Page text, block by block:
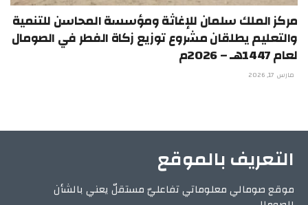
مركز الملك سلمان للإغاثة ومؤسسة المحاسن للتنمية
والتعليم يطلقان مشروع توزيع زكاة الفطر في الصومال
لعام 1447هـ – 2026م
مارس 17, 2026
التعريف بالموقع
موقع صومالي معلوماتي تفاعليّ مستقلّ يعني بالشأن